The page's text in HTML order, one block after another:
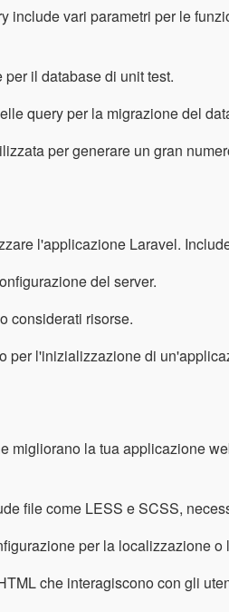
include vari parametri per le
il database di unit test.
query per la migrazione del
per generare un gran
l'applicazione Laravel.
del server.
considerati risorse.
per l'inizializzazione di
migliorano la tua applicazione
file come LESS e SCSS,
per la localizzazione o
che interagiscono con gli